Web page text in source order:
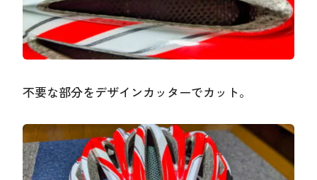
不要な部分をデザインカッターでカット。